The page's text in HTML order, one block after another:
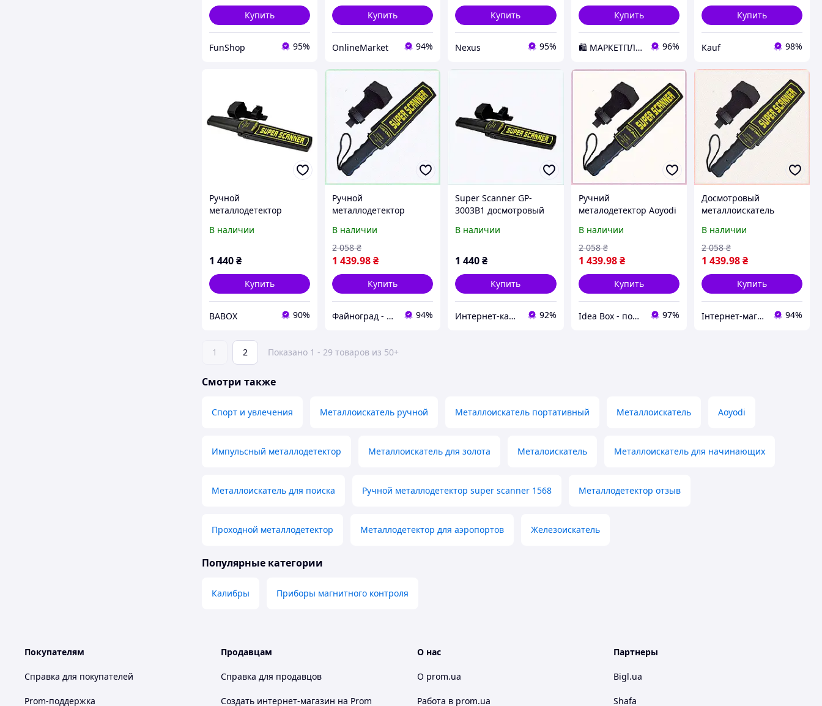
Купить
FunShop 95%
Купить
OnlineMarket 94%
Купить
Nexus 95%
Купить
🛍️ МАРКЕТПЛЕЙС DMD 96%
Купить
Kauf 98%
Ручной
металлодетектор
В наличии
1 440₴
Купить
BABOX 90%
Ручной
металлодетектор
67268KC13
В наличии
1 439.98₴
2 058 ₴
Купить
Файноград - місто файних речей 94%
Super Scanner GP-
3003B1 досмотровый
66EP6366M6
В наличии
1 440₴
Купить
Интернет-каталог скидок "BAGSPACE.ua" 92%
Ручний
металодетектор Aoyodi
В наличии
1 439.98 ₴
2 058 ₴
Купить
Idea Box - подарки для всей семьи 97%
Досмотровый
металлоискатель
объектов и
мероприятий
6A7268A13C
В наличии
1 439.98₴
2 058 ₴
Купить
Інтернет-магазин KievMarket 94%
1 2 Показано 1 - 29 товаров из 50+
Смотри также
Спорт и увлечения Металлоискатель ручной Металлоискатель портативный Металлоискатель Aoyodi
Импульсный металлодетектор Металлоискатель для золота Металоискатель Металлоискатель для начинающих
Металлоискатель для поиска Ручной металлодетектор super scanner 1568 Металлодетектор отзыв
Проходной металлодетектор Металлодетектор для аэропортов Железоискатель
Популярные категории
Калибры Приборы магнитного контроля
Покупателям
Справка для покупателей
Prom-поддержка
Продавцам
Справка для продавцов
Создать интернет-магазин на Prom
О нас
О prom.ua
Работа в prom.ua
Партнеры
Bigl.ua
Shafa